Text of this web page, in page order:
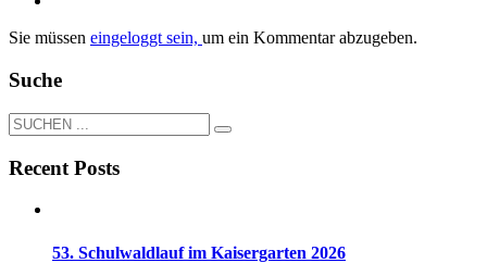
Sie müssen eingeloggt sein, um ein Kommentar abzugeben.
Suche
Recent Posts
53. Schulwaldlauf im Kaisergarten 2026